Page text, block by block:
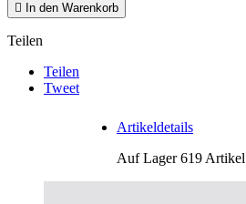
 In den Warenkorb
Teilen
Teilen
Tweet
Artikeldetails
Auf Lager 619 Artikel